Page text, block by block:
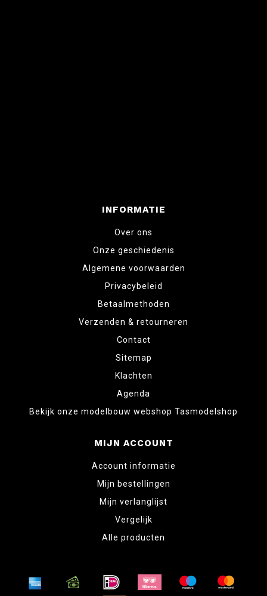
INFORMATIE
Over ons
Onze geschiedenis
Algemene voorwaarden
Privacybeleid
Betaalmethoden
Verzenden & retourneren
Contact
Sitemap
Klachten
Agenda
Bekijk onze modelbouw webshop Tasmodelshop
MIJN ACCOUNT
Account informatie
Mijn bestellingen
Mijn verlanglijst
Vergelijk
Alle producten